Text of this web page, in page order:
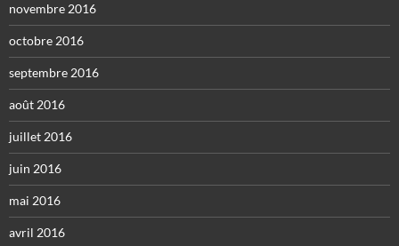
novembre 2016
octobre 2016
septembre 2016
août 2016
juillet 2016
juin 2016
mai 2016
avril 2016